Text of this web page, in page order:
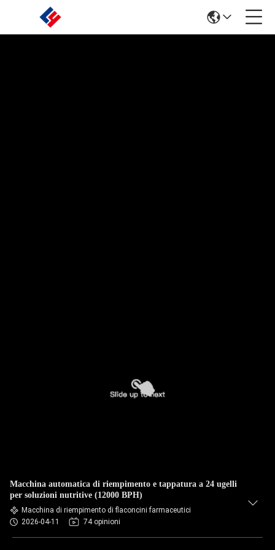
Macchina automatica di riempimento e tappatura a 24 ugelli
per soluzioni nutritive (12000 BPH)
Macchina di riempimento di flaconcini farmaceutici
2026-04-11
74 opinioni